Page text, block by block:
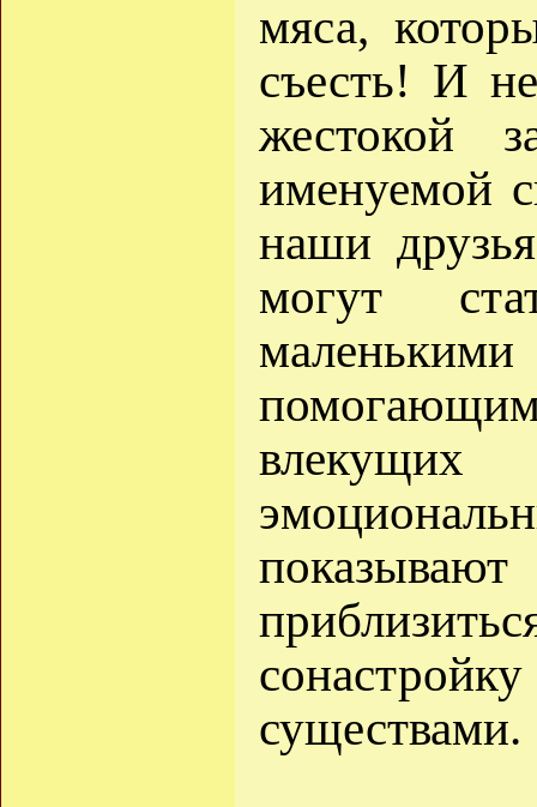
мяса,
съесть! И
жестокой
именуемой
наши
могут
существами.